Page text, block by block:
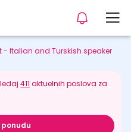
- Italian and Turskish speaker
411 aktuelnih poslova za